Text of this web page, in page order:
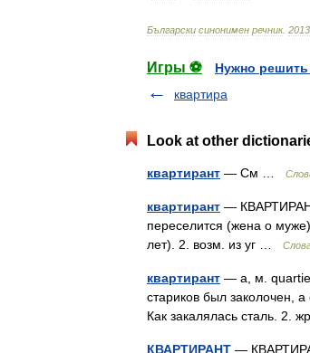
Български синонимен речник. 2013
Игры ⚽
Нужно
квартира
Look at other
квартирант — См …
квартирант —
переселится (жена о
лет). 2. возм. из уг …
квартирант — а, м.
стариков был заколочен,
Как закалялась сталь.
КВАРТИРАНТ —